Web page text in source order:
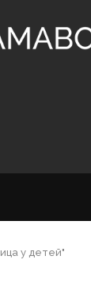
у детей"